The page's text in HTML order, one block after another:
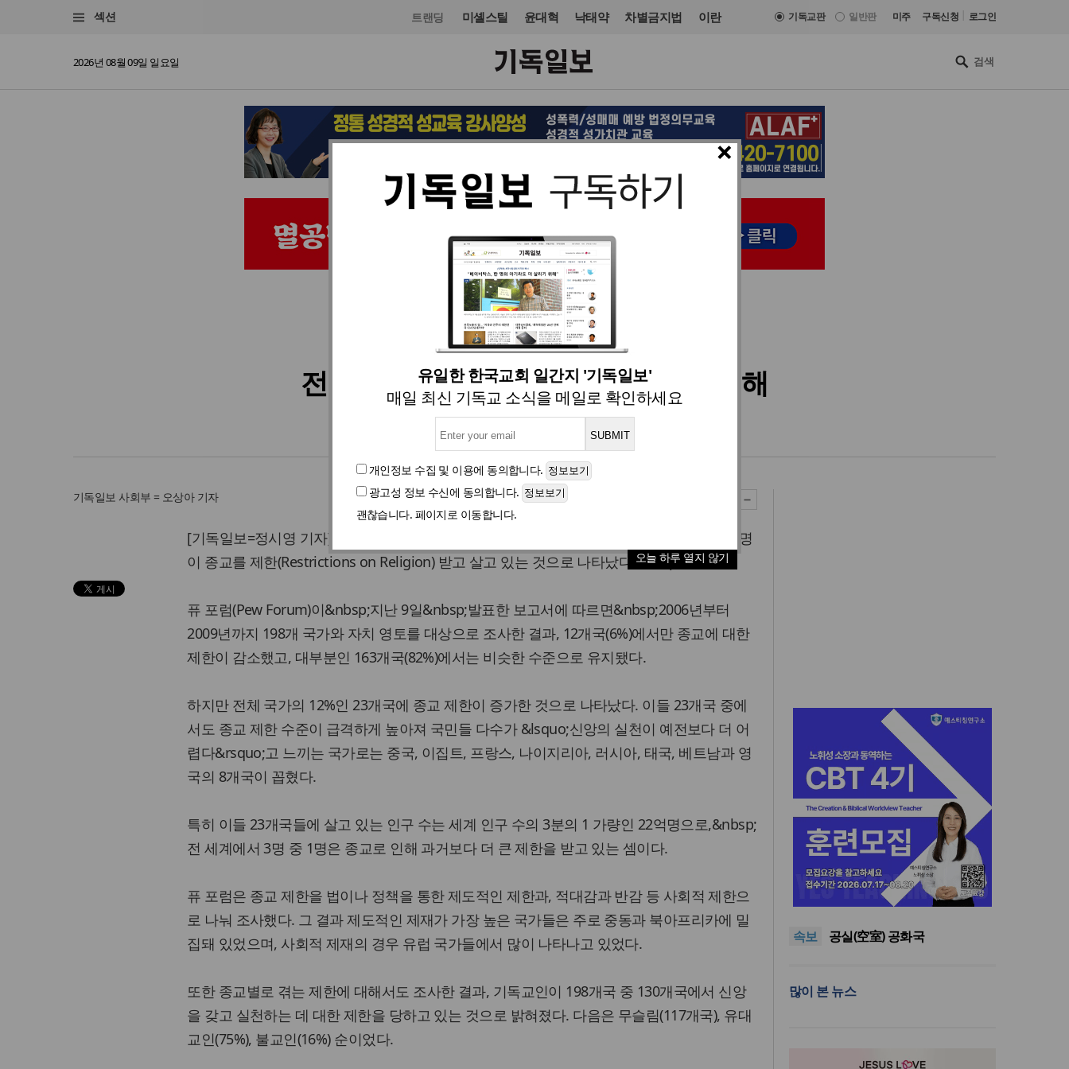
섹션 트랜딩 미셸스틸 윤대혁 낙태약 차별금지법 이란 기독교판 일반판 미주 구독신청 로그인
2026년 08월 09일 일요일
×
유일한 한국교회 일간지 '기독일보'
매일 최신 기독교 소식을 메일로 확인하세요
개인정보 수집 및 이용에 동의합니다.
광고성 정보 수신에 동의합니다.
괜찮습니다. 페이지로 이동합니다.
오늘 하루 열지 않기
교육·학술·종교 교육·학술·종교 입력 2011. 08. 17 09:09
전 세계인구 '3명 중 1명' 종교자유 침해
기독교 제한 국가 가장 많아
기독일보 사회부 = 오상아 기자
[기독일보=정시영 기자] 지난 3년간 총 23개국에서 전세계 인구의 3분의 1에 해당하는 22억명
이 종교를 제한(Restrictions on Religion) 받고 살고 있는 것으로 나타났다.&nbsp;
퓨 포럼(Pew Forum)이&nbsp;지난 9일&nbsp;발표한 보고서에 따르면&nbsp;2006년부터
2009년까지 198개 국가와 자치 영토를 대상으로 조사한 결과, 12개국(6%)에서만 종교에 대한
제한이 감소했고, 대부분인 163개국(82%)에서는 비슷한 수준으로 유지됐다.
하지만 전체 국가의 12%인 23개국에 종교 제한이 증가한 것으로 나타났다. 이들 23개국 중에
서도 종교 제한 수준이 급격하게 높아져 국민들 다수가 &lsquo;신앙의 실천이 예전보다 더 어
렵다&rsquo;고 느끼는 국가로는 중국, 이집트, 프랑스, 나이지리아, 러시아, 태국, 베트남과 영
국의 8개국이 꼽혔다.
특히 이들 23개국들에 살고 있는 인구 수는 세계 인구 수의 3분의 1 가량인 22억명으로,&nbsp;
전 세계에서 3명 중 1명은 종교로 인해 과거보다 더 큰 제한을 받고 있는 셈이다.
퓨 포럼은 종교 제한을 법이나 정책을 통한 제도적인 제한과, 적대감과 반감 등 사회적 제한으
로 나눠 조사했다. 그 결과 제도적인 제재가 가장 높은 국가들은 주로 중동과 북아프리카에 밀
집돼 있었으며, 사회적 제재의 경우 유럽 국가들에서 많이 나타나고 있었다.
또한 종교별로 겪는 제한에 대해서도 조사한 결과, 기독교인이 198개국 중 130개국에서 신앙
을 갖고 실천하는 데 대한 제한을 당하고 있는 것으로 밝혀졌다. 다음은 무슬림(117개국), 유대
교인(75%), 불교인(16%) 순이었다.
속보
한동대 RISE사업단, 포항 죽도
시장 담은 로컬 매거진 ‘포항집’
“광복절 맞아 자유 지키고 다음
회, 대전서 열린다
공실(空室) 공화국
시장 담은 로컬 매거진 ‘포항집’
“광복절 맞아 자유 지키고 다음
많이 본 뉴스